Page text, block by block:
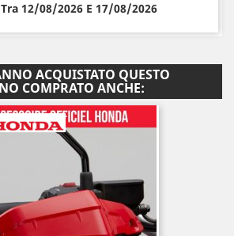
12/08/2026 E 17/08/2026
ACQUISTATO QUESTO
COMPRATO ANCHE: